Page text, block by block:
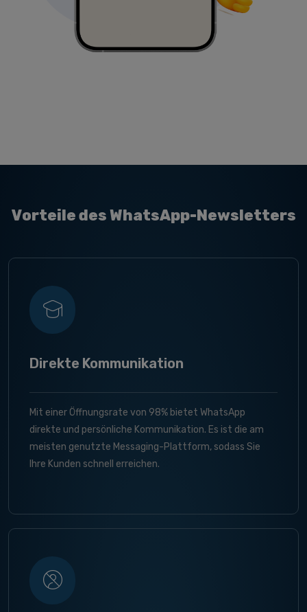
Vorteile des WhatsApp-Newsletters
Direkte Kommunikation
Mit einer Öffnungsrate von 98% bietet WhatsApp
direkte und persönliche Kommunikation. Es ist die am
meisten genutzte Messaging-Plattform, sodass Sie
Ihre Kunden schnell erreichen.